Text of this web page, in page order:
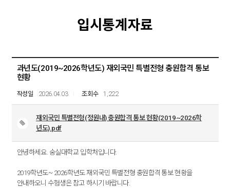
입시통계자료
과년도(2019~2026학년도) 재외국민 특별전형 충원합격 통보
현황
2026.04.03 1,222
재외국민 특별전형(정원내) 충원합격 통보 현황(2019~2026학
년도).pdf
안녕하세요. 숭실대학교 입학처입니다.
2019학년도~ 2026학년도 재외국민 특별전형 충원합격 통보 현황을
안내하오니 수험생은 참고 하시기 바랍니다.